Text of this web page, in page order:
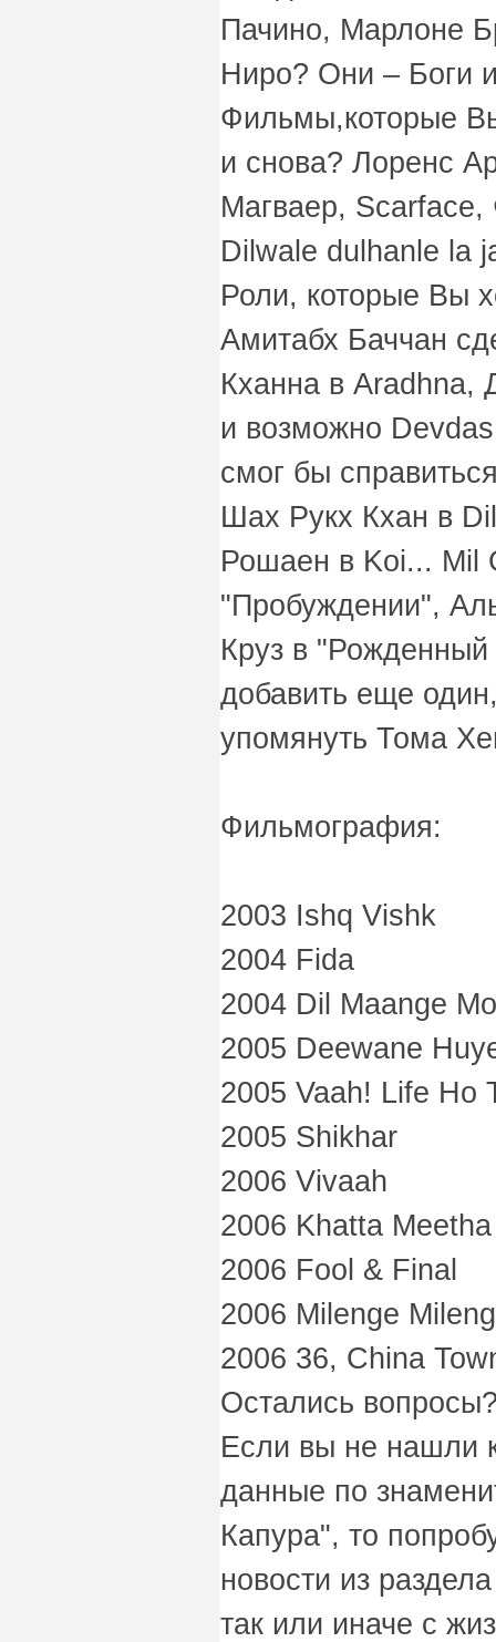
Пачино, Марлоне
Ниро? Они – Боги
Фильмы,которые
и снова? Лоренс
Магваер,
Dilwale dulhanle la
Роли, которые Вы
Амитабх Баччан
Кханна в Aradhna,
и возможно
смог бы
Шах Рукх Кхан в
Рошаен в Koi... Mil
"Пробуждении",
Круз в "Рожденный
добавить еще
упомянуть Тома
Фильмография:
2003 Ishq Vishk
2004 Fida
2004 Dil Maange
2005 Deewane
2005 Vaah! Life Ho
2005 Shikhar
2006 Vivaah
2006 Khatta Meetha
2006 Fool & Final
2006 Milenge
2006 36, China
Остались
Если вы не нашли
данные по
Капура", то
новости из
так или иначе с